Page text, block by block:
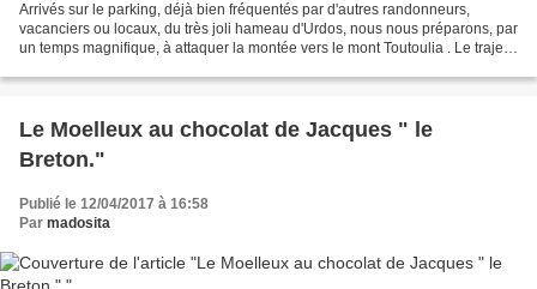
Arrivés sur le parking, déjà bien fréquentés par d'autres randonneurs,
vacanciers ou locaux, du très joli hameau d'Urdos, nous nous préparons, par
un temps magnifique, à attaquer la montée vers le mont Toutoulia . Le trajet
Le Moelleux au chocolat de Jacques " le
Breton."
Publié le 12/04/2017 à 16:58
Par madosita